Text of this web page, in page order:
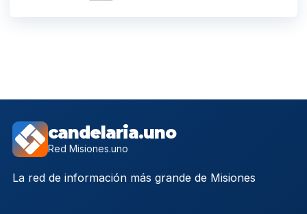
candelaria.uno
Red Misiones.uno
La red de información más grande de Misiones